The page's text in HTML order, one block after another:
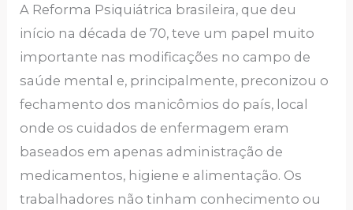
A Reforma Psiquiátrica brasileira, que deu
início na década de 70, teve um papel muito
importante nas modificações no campo de
saúde mental e, principalmente, preconizou o
fechamento dos manicômios do país, local
onde os cuidados de enfermagem eram
baseados em apenas administração de
medicamentos, higiene e alimentação. Os
trabalhadores não tinham conhecimento ou